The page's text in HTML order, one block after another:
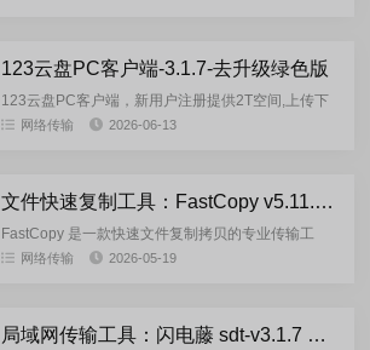
123云盘PC客户端-3.1.7-去升级绿色版
123云盘PC客户端，新用户注册提供2T空间,上传下
载不限速,分享免登录下载.123云盘客户端可以在电脑
网络传输 2026-06-13
文件快速复制工具：FastCopy v5.11.3 汉化版
FastCopy 是一款快速文件复制拷贝的专业传输工
具，FastCopy 小巧且功能强大，复制拷贝文件的速
网络传输 2026-05-19
局域网传输工具：闪电藤 sdt-v3.1.7 安卓版/PC版